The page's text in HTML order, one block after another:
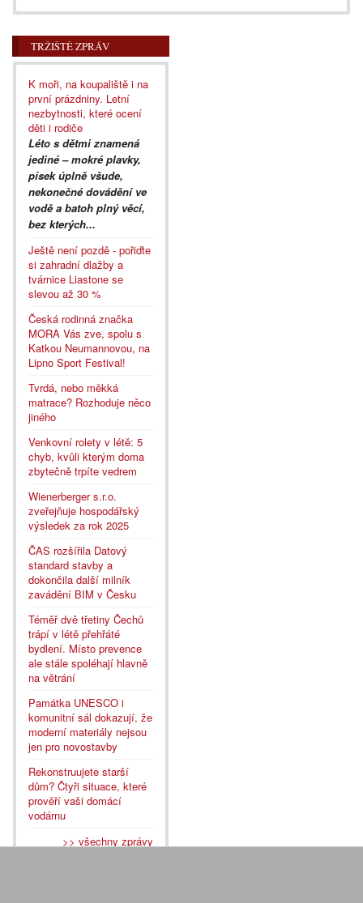
TRŽIŠTĚ ZPRÁV
K moři, na koupaliště i na
první prázdniny. Letní
nezbytnosti, které ocení
děti i rodiče
Léto s dětmi znamená
jediné – mokré plavky,
písek úplně všude,
nekonečné dovádění ve
vodě a batoh plný věcí,
bez kterých...
Ještě není pozdě - pořiďte
si zahradní dlažby a
tvárnice Liastone se
slevou až 30 %
Česká rodinná značka
MORA Vás zve, spolu s
Katkou Neumannovou, na
Lipno Sport Festival!
Tvrdá, nebo měkká
matrace? Rozhoduje něco
jiného
Venkovní rolety v létě: 5
chyb, kvůli kterým doma
zbytečně trpíte vedrem
Wienerberger s.r.o.
zveřejňuje hospodářský
výsledek za rok 2025
ČAS rozšířila Datový
standard stavby a
dokončila další milník
zavádění BIM v Česku
Téměř dvě třetiny Čechů
trápí v létě přehřáté
bydlení. Místo prevence
ale stále spoléhají hlavně
na větrání
Památka UNESCO i
komunitní sál dokazují, že
moderní materiály nejsou
jen pro novostavby
Rekonstruujete starší
dům? Čtyři situace, které
prověří vaši domácí
vodárnu
>> všechny zprávy